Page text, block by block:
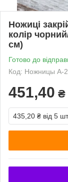
Ножиці
колір
см)
Готово до
Код: Ножницы А-
451,40 ₴
435,20 ₴ від 5